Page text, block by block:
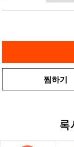
찜하기